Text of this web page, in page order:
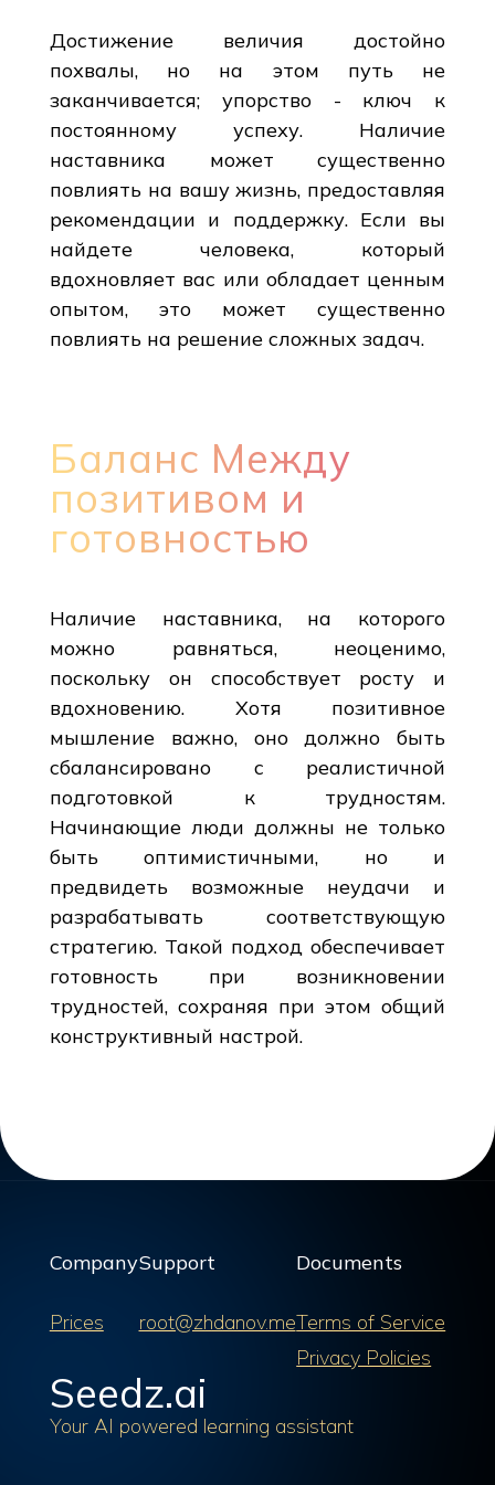
Достижение величия достойно
похвалы, но на этом путь не
заканчивается; упорство - ключ к
постоянному успеху. Наличие
наставника может существенно
повлиять на вашу жизнь, предоставляя
рекомендации и поддержку. Если вы
найдете человека, который
вдохновляет вас или обладает ценным
опытом, это может существенно
повлиять на решение сложных задач.
Баланс Между
позитивом и
готовностью
Наличие наставника, на которого
можно равняться, неоценимо,
поскольку он способствует росту и
вдохновению. Хотя позитивное
мышление важно, оно должно быть
сбалансировано с реалистичной
подготовкой к трудностям.
Начинающие люди должны не только
быть оптимистичными, но и
предвидеть возможные неудачи и
разрабатывать соответствующую
стратегию. Такой подход обеспечивает
готовность при возникновении
трудностей, сохраняя при этом общий
конструктивный настрой.
Company
Prices
Support
root@zhdanov.me
Documents
Terms of Service
Privacy Policies
Seedz.ai
Your AI powered learning assistant